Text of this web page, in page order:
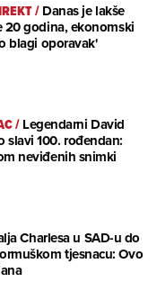
/Danas je lakše
godina, ekonomski
blagi oporavak'
/Legendarni David
100. rođendan:
neviđenih snimki
Charlesa u SAD-u do
tjesnacu: Ovo